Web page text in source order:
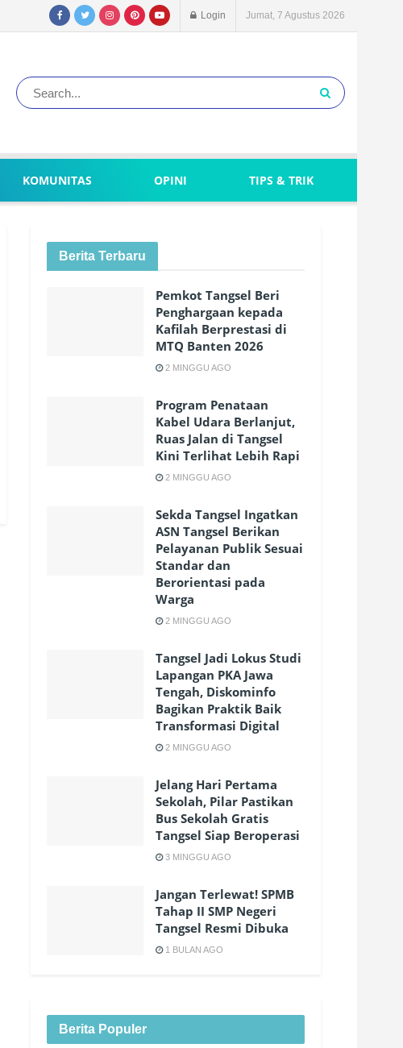
Login Jumat, 7 Agustus 2026
KOMUNITAS OPINI TIPS & TRIK
Berita Terbaru
Pemkot Tangsel Beri
Penghargaan kepada
Kafilah Berprestasi di
MTQ Banten 2026
2 MINGGU AGO
Program Penataan
Kabel Udara Berlanjut,
Ruas Jalan di Tangsel
Kini Terlihat Lebih Rapi
2 MINGGU AGO
Sekda Tangsel Ingatkan
ASN Tangsel Berikan
Pelayanan Publik Sesuai
Standar dan
Berorientasi pada
Warga
2 MINGGU AGO
Tangsel Jadi Lokus Studi
Lapangan PKA Jawa
Tengah, Diskominfo
Bagikan Praktik Baik
Transformasi Digital
2 MINGGU AGO
Jelang Hari Pertama
Sekolah, Pilar Pastikan
Bus Sekolah Gratis
Tangsel Siap Beroperasi
3 MINGGU AGO
Jangan Terlewat! SPMB
Tahap II SMP Negeri
Tangsel Resmi Dibuka
1 BULAN AGO
Berita Populer